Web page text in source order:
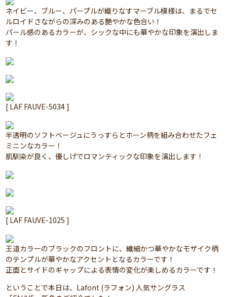
ネイビー、ブルー、パープルが織りなすマーブル模様は、まるでセ
ルロイドさながらの深みのある艶やかな色合い！
パール感のあるカラーが、シックな中にも華やかな印象を演出しま
す！
[ LAF FAUVE-5034 ]
半透明のソフトベージュにうっすらとホーン柄を組み合わせたフェ
ミニンなカラー！
肌馴染が良く、優しげでロマンティックな印象を演出します！
[ LAF FAUVE-1025 ]
王道カラーのブラックのフロントに、繊細かつ華やかなモザイク柄
のテンプルが華やかなアクセントとなるカラーです！
正面とサイドのギャップによる表情の変化が楽しめるカラーです！
ということで本日は、Lafont (ラフォン) 人気サングラス